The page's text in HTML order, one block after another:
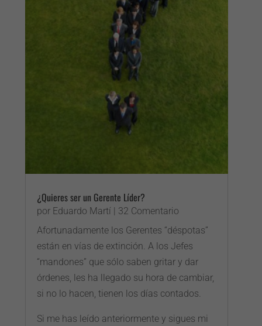
¿Quieres ser un Gerente Líder?
por Eduardo Martí | 32 Comentario
Afortunadamente los Gerentes “déspotas”
están en vías de extinción. A los Jefes
“mandones” que sólo saben gritar y dar
órdenes, les ha llegado su hora de cambiar,
si no lo hacen, tienen los días contados.
Si me has leído anteriormente y sigues mi